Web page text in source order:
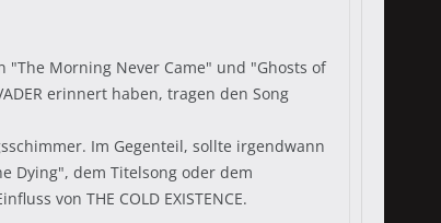
"The Morning Never Came" und "Ghosts of
erinnert haben, tragen den Song
Im Gegenteil, sollte irgendwann
Dying", dem Titelsong oder dem
von THE COLD EXISTENCE.